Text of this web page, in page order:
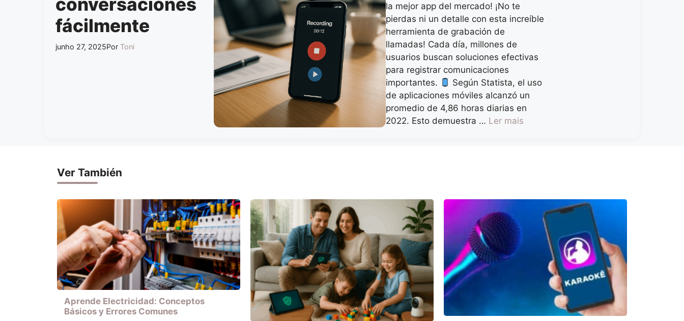
fácilmente
junho 27, 2025Por Toni
la mejor app del mercado! ¡No te
pierdas ni un detalle con esta increíble
herramienta de grabación de
llamadas! Cada día, millones de
usuarios buscan soluciones efectivas
para registrar comunicaciones
importantes.
Según Statista, el uso
de aplicaciones móviles alcanzó un
promedio de 4,86 horas diarias en
2022. Esto demuestra … Ler mais
Ver También
Aprende Electricidad: Conceptos
Básicos y Errores Comunes